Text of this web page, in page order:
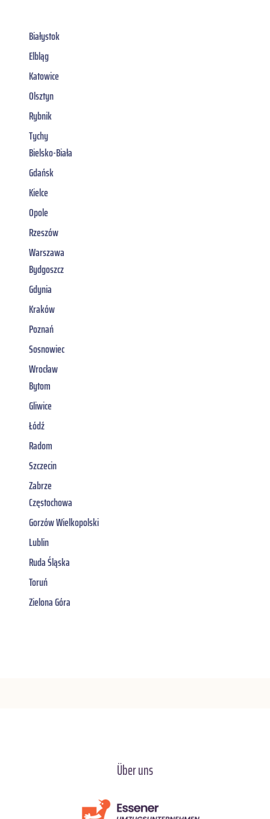
Białystok
Elbląg
Katowice
Olsztyn
Rybnik
Tychy
Bielsko-Biała
Gdańsk
Kielce
Opole
Rzeszów
Warszawa
Bydgoszcz
Gdynia
Kraków
Poznań
Sosnowiec
Wrocław
Bytom
Gliwice
Łódź
Radom
Szczecin
Zabrze
Częstochowa
Gorzów Wielkopolski
Lublin
Ruda Śląska
Toruń
Zielona Góra
Über uns